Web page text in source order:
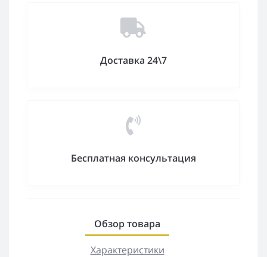
Доставка 24\7
Бесплатная консультация
Обзор товара
Характеристики